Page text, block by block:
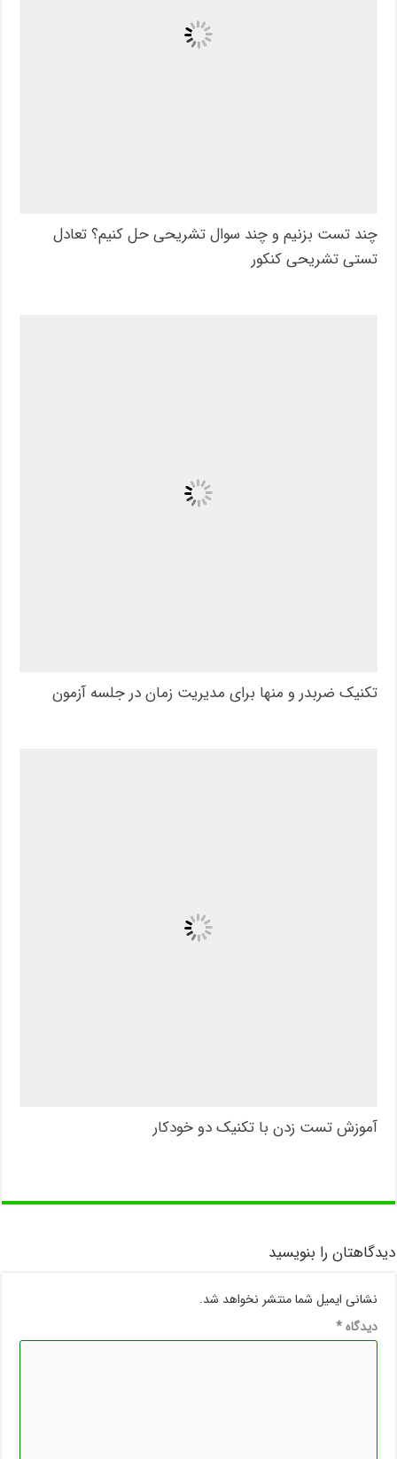
چند تست بزنیم و چند سوال تشریحی حل کنیم؟ تعادل
تستی تشریحی کنکور
تکنیک ضربدر و منها برای مدیریت زمان در جلسه آزمون
آموزش تست زدن با تکنیک دو خودکار
دیدگاهتان را بنویسید
نشانی ایمیل شما منتشر نخواهد شد.
دیدگاه*